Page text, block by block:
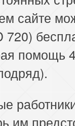
сайте
720)
помощь
им